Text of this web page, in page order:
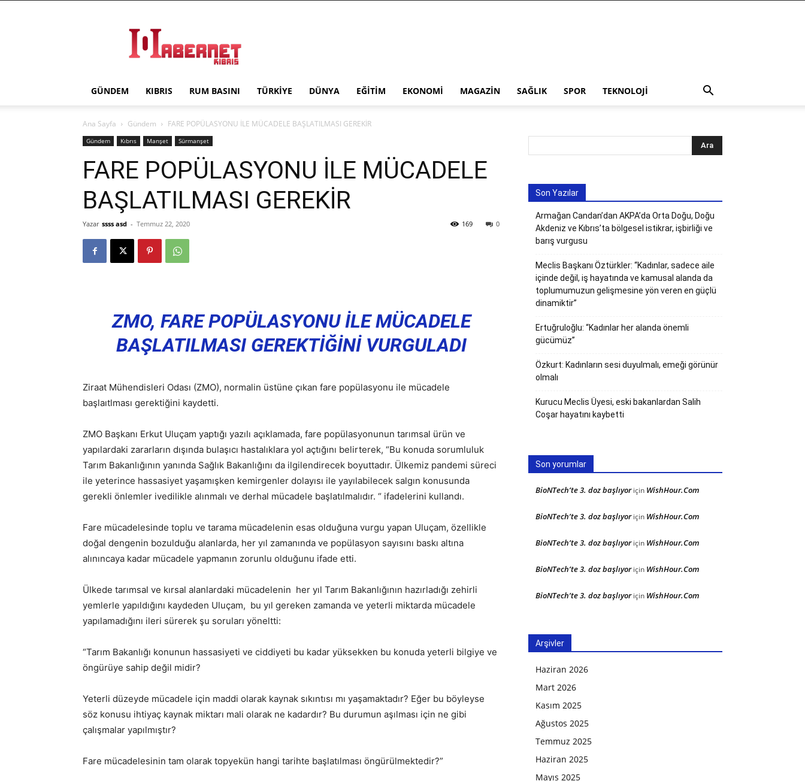
Kıbrıs
GÜNDEM KIBRIS RUM BASINI TÜRKIYE DÜNYA EĞITIM EKONOMI MAGAZIN SAĞLIK SPOR TEKNOLOJI
Ana Sayfa Gündem FARE POPÜLASYONU İLE MÜCADELE BAŞLATILMASI GEREKİR
Gündem Kıbrıs Manşet Sürmanşet
FARE POPÜLASYONU İLE MÜCADELE
BAŞLATILMASI GEREKİR
Yazar ssss asd - Temmuz 22, 2020 0
169
ZMO, FARE POPÜLASYONU İLE MÜCADELE
BAŞLATILMASI GEREKTİĞİNİ VURGULADI
Ziraat Mühendisleri Odası (ZMO), normalin üstüne çıkan fare popülasyonu ile mücadele
başlaıtlması gerektiğini kaydetti.
ZMO Başkanı Erkut Uluçam yaptığı yazılı açıklamada, fare popülasyonunun tarımsal ürün ve
yapılardaki zararların dışında bulaşıcı hastalıklara yol açtığını belirterek, “Bu konuda sorumluluk
Tarım Bakanlığının yanında Sağlık Bakanlığını da ilgilendirecek boyuttadır. Ülkemiz pandemi süreci
ile yeterince hassasiyet yaşamışken kemirgenler dolayısı ile yayılabilecek salgın konusunda
gerekli önlemler ivedilikle alınmalı ve derhal mücadele başlatılmalıdır. “ ifadelerini kullandı.
Fare mücadelesinde toplu ve tarama mücadelenin esas olduğuna vurgu yapan Uluçam, özellikle
doğal dengenin bozulduğu alanlarda, her yıl zamanında ve popülasyon sayısını baskı altına
alınıncaya kadar mücadele yapmanın zorunlu olduğunu ifade etti.
Ülkede tarımsal ve kırsal alanlardaki mücadelenin her yıl Tarım Bakanlığının hazırladığı zehirli
yemlerle yapıldığını kaydeden Uluçam, bu yıl gereken zamanda ve yeterli miktarda mücadele
yapılamadığını ileri sürerek şu soruları yöneltti:
“Tarım Bakanlığı konunun hassasiyeti ve ciddiyeti bu kadar yüksekken bu konuda yeterli bilgiye ve
öngürüye sahip değil midir?
Yeterli düzeyde mücadele için maddi olarak kaynak sıkıntısı mı yaşamaktadır? Eğer bu böyleyse
söz konusu ihtiyaç kaynak miktarı mali olarak ne kadardır? Bu durumun aşılması için ne gibi
çalışmalar yapılmıştır?
Fare mücadelesinin tam olarak topyekün hangi tarihte başlatılması öngürülmektedir?”
Son Yazılar
Armağan Candan’dan AKPA’da Orta Doğu, Doğu
Akdeniz ve Kıbrıs’ta bölgesel istikrar, işbirliği ve
barış vurgusu
Meclis Başkanı Öztürkler: “Kadınlar, sadece aile
içinde değil, iş hayatında ve kamusal alanda da
toplumumuzun gelişmesine yön veren en güçlü
dinamiktir”
Ertuğruloğlu: “Kadınlar her alanda önemli
gücümüz”
Özkurt: Kadınların sesi duyulmalı, emeği görünür
olmalı
Kurucu Meclis Üyesi, eski bakanlardan Salih
Coşar hayatını kaybetti
Son yorumlar
BioNTech’te 3. doz başlıyoriçin WishHour.Com
BioNTech’te 3. doz başlıyoriçin WishHour.Com
BioNTech’te 3. doz başlıyoriçin WishHour.Com
BioNTech’te 3. doz başlıyoriçin WishHour.Com
BioNTech’te 3. doz başlıyoriçin WishHour.Com
Arşivler
Haziran 2026
Mart 2026
Kasım 2025
Ağustos 2025
Temmuz 2025
Haziran 2025
Mayıs 2025